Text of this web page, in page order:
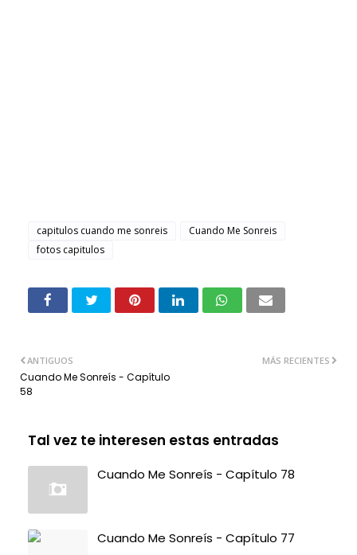
capitulos cuando me sonreis
Cuando Me Sonreis
fotos capitulos
MÁS RECIENTES
ANTIGUOS
Cuando Me Sonreís - Capítulo
58
Tal vez te interesen estas entradas
Cuando Me Sonreís - Capítulo 78
Cuando Me Sonreís - Capítulo 77